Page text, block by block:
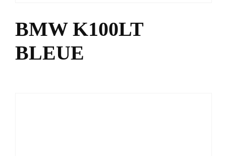
BMW K100LT
BLEUE